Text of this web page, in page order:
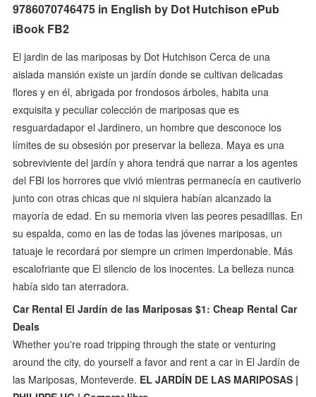
9786070746475 in English by Dot Hutchison ePub
iBook FB2
El jardin de las mariposas by Dot Hutchison Cerca de una
aislada mansión existe un jardín donde se cultivan delicadas
flores y en él, abrigada por frondosos árboles, habita una
exquisita y peculiar colección de mariposas que es
resguardadapor el Jardinero, un hombre que desconoce los
límites de su obsesión por preservar la belleza. Maya es una
sobreviviente del jardín y ahora tendrá que narrar a los agentes
del FBI los horrores que vivió mientras permanecía en cautiverio
junto con otras chicas que ni siquiera habían alcanzado la
mayoría de edad. En su memoria viven las peores pesadillas. En
su espalda, como en las de todas las jóvenes mariposas, un
tatuaje le recordará por siempre un crimen imperdonable. Más
escalofriante que El silencio de los inocentes. La belleza nunca
había sido tan aterradora.
Car Rental El Jardín de las Mariposas $1: Cheap Rental Car
Deals
Whether you're road tripping through the state or venturing
around the city, do yourself a favor and rent a car in El Jardín de
las Mariposas, Monteverde. EL JARDÍN DE LAS MARIPOSAS |